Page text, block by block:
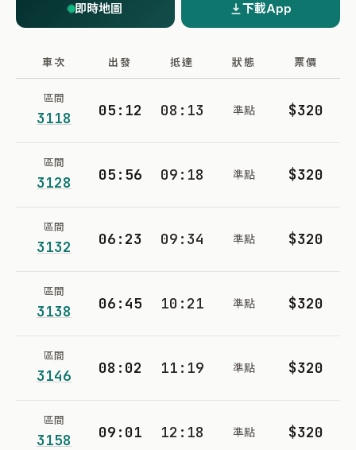
即時地圖 下載App
車次 出發 抵達 狀態 票價
區間
3118 05:12 08:13 準點 $320
區間
3128 05:56 09:18 準點 $320
區間
3132 06:23 09:34 準點 $320
區間
3138 06:45 10:21 準點 $320
區間
3146 08:02 11:19 準點 $320
區間
3158 09:01 12:18 準點 $320